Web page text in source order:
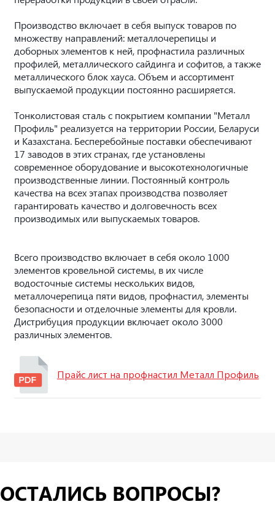
Производство включает в себя выпуск товаров по
множеству направлений: металлочерепицы и
доборных элементов к ней, профнастила различных
профилей, металлического сайдинга и софитов, а также
металлического блок хауса. Объем и ассортимент
выпускаемой продукции постоянно расширяется.
Тонколистовая сталь с покрытием компании "Металл
Профиль" реализуется на территории России, Беларуси
и Казахстана. Бесперебойные поставки обеспечивают
17 заводов в этих странах, где установлены
современное оборудование и высокотехнологичные
производственные линии. Постоянный контроль
качества на всех этапах производства позволяет
гарантировать качество и долговечность всех
производимых или выпускаемых товаров.
Всего производство включает в себя около 1000
элементов кровельной системы, в их числе
водосточные системы нескольких видов,
металлочерепица пяти видов, профнастил, элементы
безопасности и отделочные элементы для кровли.
Дистрибуция продукции включает около 3000
различных элементов.
Прайс лист на профнастил Металл Профиль
ОСТАЛИСЬ ВОПРОСЫ?